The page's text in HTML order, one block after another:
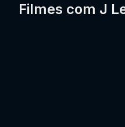
Filmes com J